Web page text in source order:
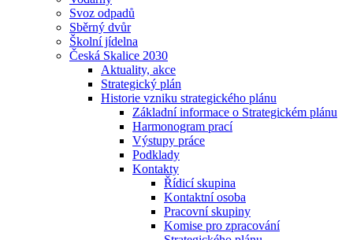
Svoz odpadů
Sběrný dvůr
Školní jídelna
Česká Skalice 2030
Aktuality, akce
Strategický plán
Historie vzniku strategického plánu
Základní informace o Strategickém plánu
Harmonogram prací
Výstupy práce
Podklady
Kontakty
Řídicí skupina
Kontaktní osoba
Pracovní skupiny
Komise pro zpracování